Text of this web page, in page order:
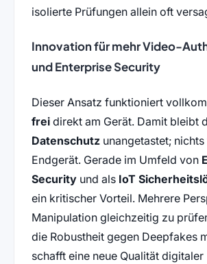
isolierte Prüfungen allein oft
Innovation für mehr Video-
und Enterprise Security
Dieser Ansatz funktioniert
freidirekt am Gerät. Damit bleibt
Datenschutzunangetastet; nichts
Endgerät. Gerade im Umfeld von
Securityund als IoT
ein kritischer Vorteil. Mehrere
Manipulation gleichzeitig zu
die Robustheit gegen Deepfakes
schafft eine neue Qualität digitaler